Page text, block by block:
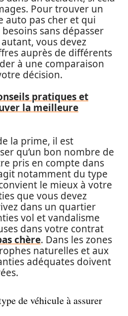
Pour trouver un
auto pas cher et qui
sans dépasser
vous devez
auprès de différents
à une comparaison
décision.
pratiques et
la meilleure
la prime, il est
qu’un bon nombre de
pris en compte dans
notamment du type
le mieux à votre
que vous devez
dans un quartier
vol et vandalisme
dans votre contrat
chère. Dans les zones
naturelles et aux
adéquates doivent
de véhicule à assurer